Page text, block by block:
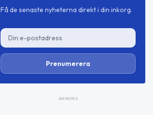
Få de senaste nyheterna direkt i din inkorg.
Prenumerera
ANNONS